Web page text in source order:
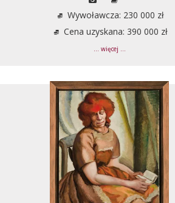
Wywoławcza: 230 000 zł
Cena uzyskana: 390 000 zł
... więcej ...